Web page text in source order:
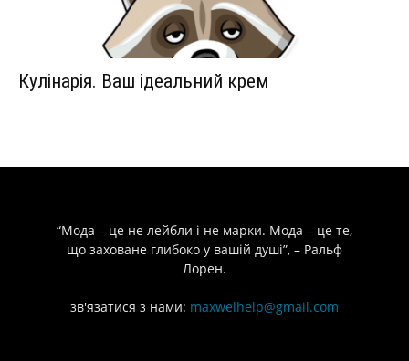
Кулінарія. Ваш ідеальний крем
“Мода – це не лейбли і не марки. Мода – це те,
що заховане глибоко у вашій душі”, – Ральф
Лорен.
зв'язатися з нами: maxwelhelp@gmail.com